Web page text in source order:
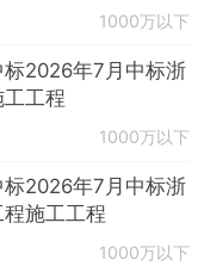
1000万以下
2026年7月中标浙
工程
1000万以下
2026年7月中标浙
施工工程
1000万以下